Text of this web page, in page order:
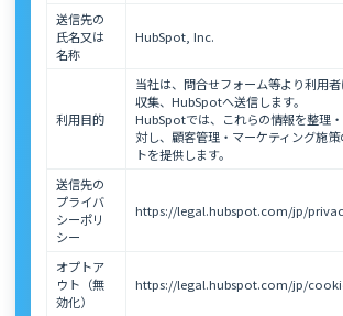
送信先の
氏名又は
名称
HubSpot, Inc.
利用目的
当社は、問合せフォーム等より利用
収集、HubSpotへ送信します。
HubSpotでは、これらの情報を整理
対し、顧客管理・マーケティング施
トを提供します。
送信先の
プライバ
シーポリ
シー
https://legal.hubspot.com/jp/
オプトア
ウト（無
効化）
https://legal.hubspot.com/jp/